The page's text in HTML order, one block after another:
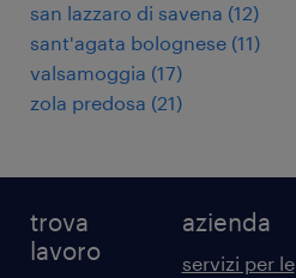
san lazzaro di savena (12)
sant'agata bolognese (11)
valsamoggia (17)
zola predosa (21)
trova
lavoro
azienda
servizi per le